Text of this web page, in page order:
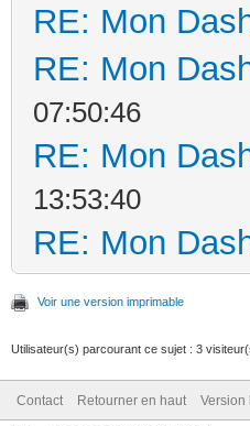
RE: Mon
RE: Mon
07:50:46
RE: Mon
13:53:40
RE: Mon
Voir une version imprimable
Utilisateur(s) parcourant ce sujet : 3
Contact Retourner en haut Version